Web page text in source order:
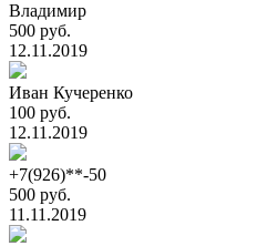
Владимир
500 руб.
12.11.2019
Иван Кучеренко
100 руб.
12.11.2019
+7(926)**-50
500 руб.
11.11.2019